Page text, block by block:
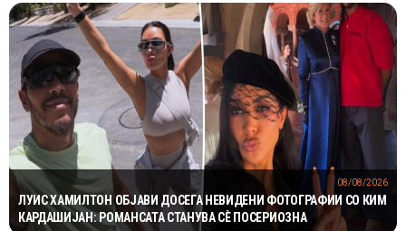
ЛУИС ХАМИЛТОН ОБЈАВИ ДОСЕГА НЕВИДЕНИ ФОТОГРАФИИ СО КИМ
КАРДАШИЈАН: РОМАНСАТА СТАНУВА СÈ ПОСЕРИОЗНА
08/08/2026